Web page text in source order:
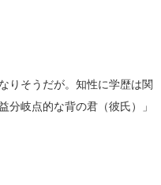
りそうだが。知性に学歴は関
岐点的な背の君（彼氏）」